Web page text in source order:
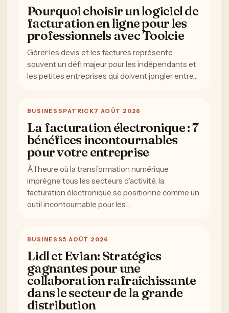
Pourquoi choisir un logiciel de
facturation en ligne pour les
professionnels avec Toolcie
Gérer les devis et les factures représente
souvent un défi majeur pour les indépendants et
les petites entreprises qui doivent jongler entre…
BUSINESS PATRICK7 AOÛT 2026
La facturation électronique : 7
bénéfices incontournables
pour votre entreprise
À l’heure où la transformation numérique
imprègne tous les secteurs d’activité, la
facturation électronique se positionne comme un
outil incontournable pour les…
BUSINESS5 AOÛT 2026
Lidl et Evian: Stratégies
gagnantes pour une
collaboration rafraîchissante
dans le secteur de la grande
distribution